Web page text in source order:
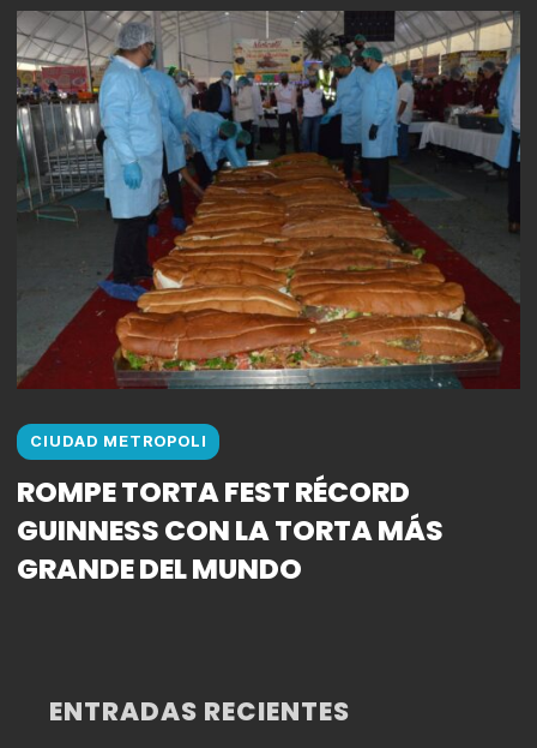
CIUDAD METROPOLI
ROMPE TORTA FEST RÉCORD
GUINNESS CON LA TORTA MÁS
GRANDE DEL MUNDO
ENTRADAS RECIENTES